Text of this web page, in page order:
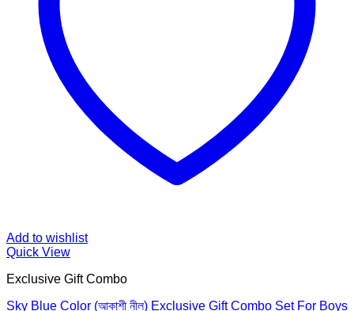
Add to wishlist
Quick View
Exclusive Gift Combo
Sky Blue Color (আকাশী নীল) Exclusive Gift Combo Set For Boys